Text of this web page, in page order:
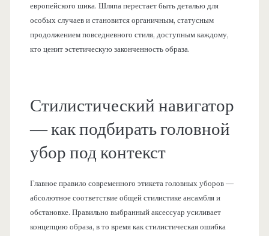
европейского шика. Шляпа перестает быть деталью для
особых случаев и становится органичным, статусным
продолжением повседневного стиля, доступным каждому,
кто ценит эстетическую законченность образа.
Стилистический навигатор
— как подбирать головной
убор под контекст
Главное правило современного этикета головных уборов —
абсолютное соответствие общей стилистике ансамбля и
обстановке. Правильно выбранный аксессуар усиливает
концепцию образа, в то время как стилистическая ошибка